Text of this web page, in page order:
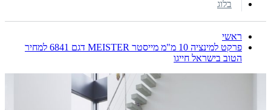
בלוג
ראשי
פרקט למינציה 10 מ"מ מייסטר MEISTER דגם 6841 למחיר
הטוב בישראל חייגו